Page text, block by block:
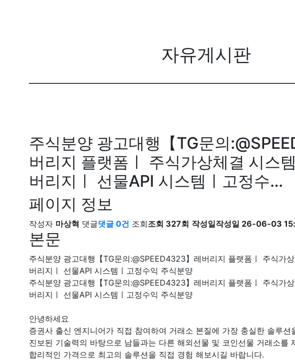
자유게시판
주식분양 광고대행【TG문의
버리지 플랫폼ㅣ 주식가상체결 시스
버리지ㅣ 선물API 시스템ㅣ고정수…
페이지 정보
작성자 마상혁 댓글댓글 0건 조회조회 327회 작성일작성일 26-06-03
본문
주식분양 광고대행【TG문의:@SPEED4323】레버리지 플랫폼ㅣ 주식가
버리지ㅣ 선물API 시스템ㅣ고정수익 주식분양
주식분양 광고대행【TG문의:@SPEED4323】레버리지 플랫폼ㅣ 주식가
버리지ㅣ 선물API 시스템ㅣ고정수익 주식분양
안녕하세요
증권사 출신 엔지니어가 직접 참여하여 거래소 본질에 가장 충실한 솔루션
진보된 기술력의 바탕으로 남들과는 다른 해외선물 및 코인선물 거래소를
합리적인 가격으로 최고의 솔루션을 직접 경험 해보시길 바랍니다.